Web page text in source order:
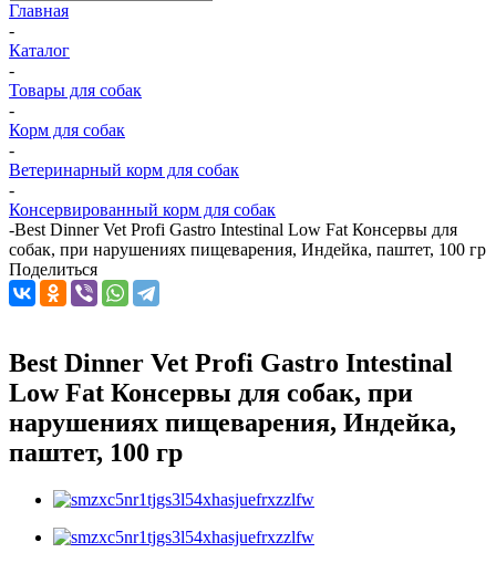
Главная
-
Каталог
-
Товары для собак
-
Корм для собак
-
Ветеринарный корм для собак
-
Консервированный корм для собак
-Best Dinner Vet Profi Gastro Intestinal Low Fat Консервы для
собак, при нарушениях пищеварения, Индейка, паштет, 100 гр
Поделиться
Best Dinner Vet Profi Gastro Intestinal
Low Fat Консервы для собак, при
нарушениях пищеварения, Индейка,
паштет, 100 гр